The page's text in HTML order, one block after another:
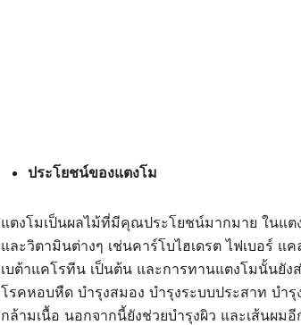
ประโยชน์ของแตงโม
แตงโมเป็นผลไม้ที่มีคุณประโยชน์มากมาย ในแ
และวิตามินต่างๆ เช่นคาร์โบไฮเดรต ไฟเบอร์
เบต้าแคโรทีน เป็นต้น และการทานแตงโมนั้นยั
โรคหอบหืด บำรุงสมอง บำรุงระบบประสาท บำรุ
กล้ามเนื้อ นอกจากนี้ยังช่วยบำรุงผิว และเส้นผมอี